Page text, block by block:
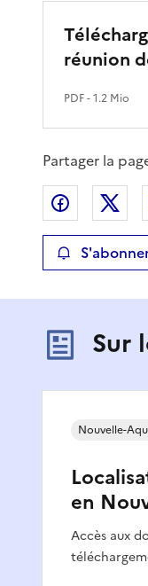
réunion
PDF- 1.2 Mio
Partager la
Partager
Sur
en
Accès aux
Nouvelle-